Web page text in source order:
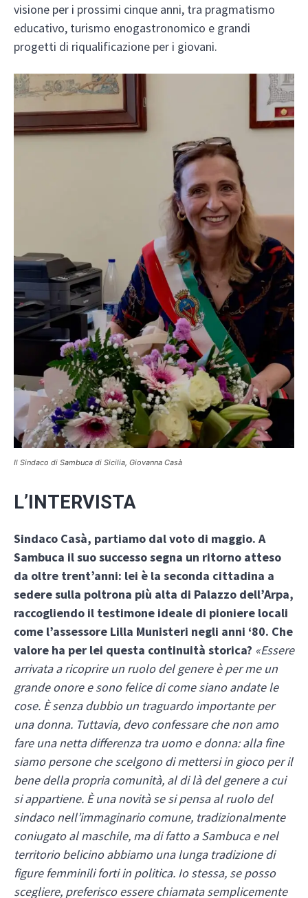
visione per i prossimi cinque anni, tra pragmatismo
educativo, turismo enogastronomico e grandi
progetti di riqualificazione per i giovani.
Il Sindaco di Sambuca di Sicilia, Giovanna Casà
L’INTERVISTA
Sindaco Casà, partiamo dal voto di maggio. A
Sambuca il suo successo segna un ritorno atteso
da oltre trent’anni: lei è la seconda cittadina a
sedere sulla poltrona più alta di Palazzo dell’Arpa,
raccogliendo il testimone ideale di pioniere locali
come l’assessore Lilla Munisteri negli anni ‘80. Che
valore ha per lei questa continuità storica? «Essere
arrivata a ricoprire un ruolo del genere è per me un
grande onore e sono felice di come siano andate le
cose. È senza dubbio un traguardo importante per
una donna. Tuttavia, devo confessare che non amo
fare una netta differenza tra uomo e donna: alla fine
siamo persone che scelgono di mettersi in gioco per il
bene della propria comunità, al di là del genere a cui
si appartiene. È una novità se si pensa al ruolo del
sindaco nell’immaginario comune, tradizionalmente
coniugato al maschile, ma di fatto a Sambuca e nel
territorio belicino abbiamo una lunga tradizione di
figure femminili forti in politica. Io stessa, se posso
scegliere, preferisco essere chiamata semplicemente